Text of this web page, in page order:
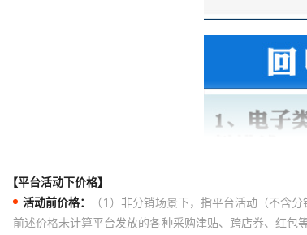
【平台活动下价格】
活动前价格：
（1）非分销场景下，指平台活动（不含
前述价格未计算平台发放的各种采购津贴、跨店券、红